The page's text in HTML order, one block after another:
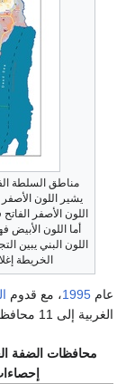
مناطق السلطة
يشير اللون الأصفر
اللون الأصفر
أما اللون الأبيض
الخريطة إغلاق الطرق
عام 1995، مع قدوم
الغربية إلى 11 محافظة هي:
محافظات الضفة
إحصاءات